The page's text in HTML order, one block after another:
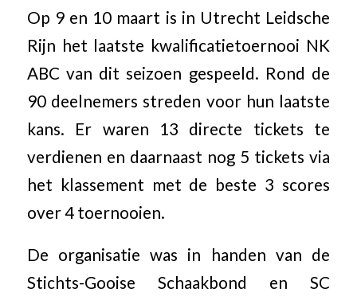
Op 9 en 10 maart is in Utrecht Leidsche
Rijn het laatste kwalificatietoernooi NK
ABC van dit seizoen gespeeld. Rond de
90 deelnemers streden voor hun laatste
kans. Er waren 13 directe tickets te
verdienen en daarnaast nog 5 tickets via
het klassement met de beste 3 scores
over 4 toernooien.
De organisatie was in handen van de
Stichts-Gooise Schaakbond en SC